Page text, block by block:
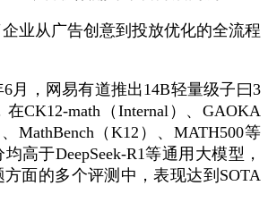
业从广告创意到投放优化的全流程
月，网易有道推出14B轻量级子曰3
CK12-math（Internal）、GAOKA
MathBench（K12）、MATH500等
高于DeepSeek-R1等通用大模型，
面的多个评测中，表现达到 SOTA